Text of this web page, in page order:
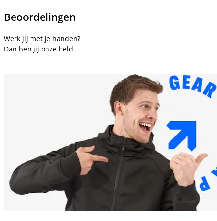
Beoordelingen
Werk jij met je handen?
Dan ben jij onze held